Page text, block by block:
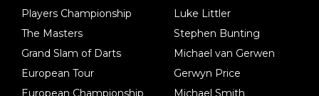
Players Championship
The Masters
Grand Slam of Darts
European Tour
European Championship
Luke Littler
Stephen Bunting
Michael van Gerwen
Gerwyn Price
Michael Smith